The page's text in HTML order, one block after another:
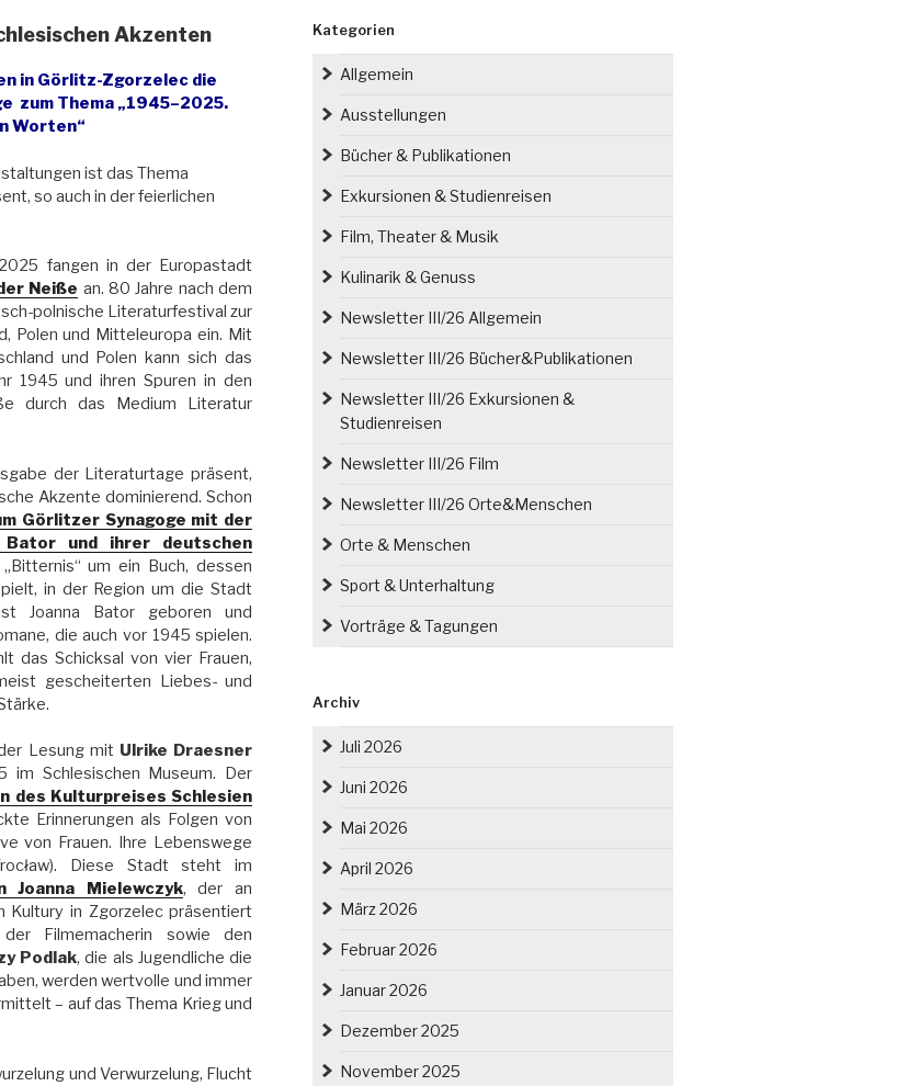
Akzenten
in Görlitz-Zgorzelec die
zum Thema „1945–2025.
Worten“
ist das Thema
so auch in der feierlichen
fangen in der Europastadt
Neiße an. 80 Jahre nach dem
polnische Literaturfestival zur
Polen und Mitteleuropa ein. Mit
und Polen kann sich das
1945 und ihren Spuren in den
durch das Medium Literatur
der Literaturtage präsent,
Akzente dominierend. Schon
Görlitzer Synagoge mit der
Bator und ihrer deutschen
um ein Buch, dessen
in der Region um die Stadt
Joanna Bator geboren und
die auch vor 1945 spielen.
das Schicksal von vier Frauen,
gescheiterten Liebes- und
Lesung mit Ulrike Draesner
im Schlesischen Museum. Der
des Kulturpreises Schlesien
Erinnerungen als Folgen von
von Frauen. Ihre Lebenswege
Diese Stadt steht im
Joanna Mielewczyk, der an
Kultury in Zgorzelec präsentiert
Filmemacherin sowie den
Podlak, die als Jugendliche die
werden wertvolle und immer
– auf das Thema Krieg und
und Verwurzelung, Flucht
Kategorien
Allgemein
Ausstellungen
Bücher & Publikationen
Exkursionen & Studienreisen
Film, Theater & Musik
Kulinarik & Genuss
Newsletter III/26 Allgemein
Newsletter III/26 Bücher&Publikationen
Newsletter III/26 Exkursionen &
Studienreisen
Newsletter III/26 Film
Newsletter III/26 Orte&Menschen
Orte & Menschen
Sport & Unterhaltung
Vorträge & Tagungen
Archiv
Juli 2026
Juni 2026
Mai 2026
April 2026
März 2026
Februar 2026
Januar 2026
Dezember 2025
November 2025